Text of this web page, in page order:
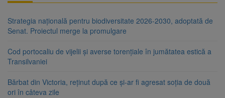
Strategia națională pentru biodiversitate 2026-2030, adoptată de
Senat. Proiectul merge la promulgare
Cod portocaliu de vijelii și averse torențiale în jumătatea estică a
Transilvaniei
Bărbat din Victoria, reținut după ce și-ar fi agresat soția de două
ori în câteva zile